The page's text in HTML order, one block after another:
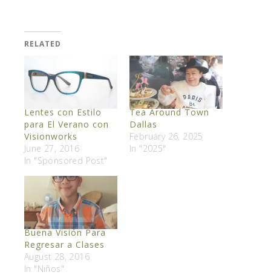
RELATED
Lentes con Estilo
para El Verano con
Visionworks
June 27, 2016
In "Sponsored Post"
Tea Around Town
Dallas
February 26, 2025
In "2025"
Buena Visión Para
Regresar a Clases
August 28, 2016
In "Niños"